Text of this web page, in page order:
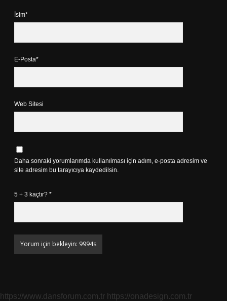
İsim*
E-Posta*
Web Sitesi
Daha sonraki yorumlarımda kullanılması için adım, e-posta adresim ve
site adresim bu tarayıcıya kaydedilsin.
5 + 3 kaçtır? *
https://www.dansforum.com.tr https://onadesign.com.tr